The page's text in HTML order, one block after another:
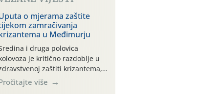
o mjerama zaštite
zamračivanja
u Međimurju
i druga polovica
je kritično razdoblje u
zaštiti krizantema,
prije zamračivanja u proteklom
smo mjesecu tri puta upućivali
više